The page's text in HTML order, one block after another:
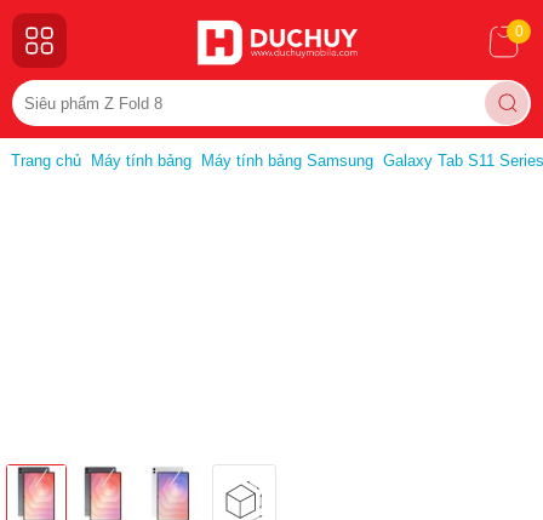
0
Trang chủ Máy tính bảng Máy tính bảng Samsung Galaxy Tab S11 Series